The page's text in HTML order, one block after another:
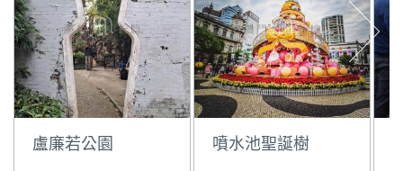
盧廉若公園 噴水池聖誕樹